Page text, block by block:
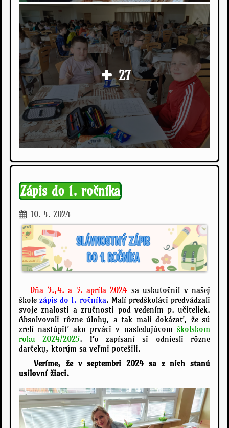
27
Zápis do 1. ročníka
10. 4. 2024
Dňa 3.,4. a 5. apríla 2024 sa uskutočnil v našej
školezápis do 1. ročníka. Malí predškoláci predvádzali
svoje znalosti a zručnosti pod vedením p. učiteliek.
Absolvovali rôzne úlohy, a tak mali dokázať, že sú
zrelí nastúpiť ako prváci v nasledujúcom školskom
roku 2024/2025. Po zapísaní si odniesli rôzne
darčeky, ktorým sa veľmi potešili.
Veríme, že v septembri 2024 sa z nich stanú
usilovní žiaci.